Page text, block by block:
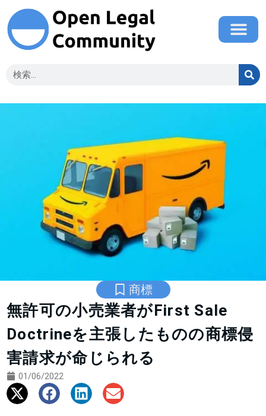
商標
無許可の小売業者がFirst Sale
Doctrineを主張したものの商標侵
害請求が命じられる
01/06/2022